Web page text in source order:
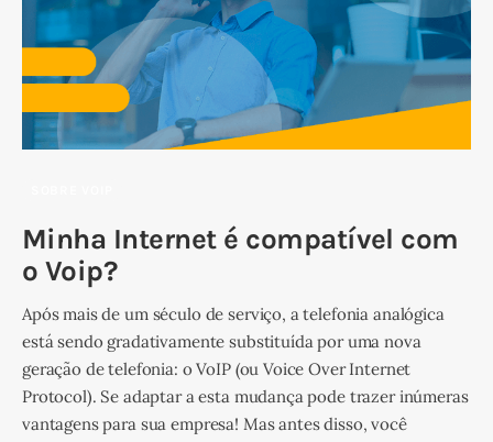
Minha Internet é compatível com
o Voip?
Após mais de um século de serviço, a telefonia analógica
está sendo gradativamente substituída por uma nova
geração de telefonia: o VoIP (ou Voice Over Internet
Protocol). Se adaptar a esta mudança pode trazer inúmeras
vantagens para sua empresa! Mas antes disso, você